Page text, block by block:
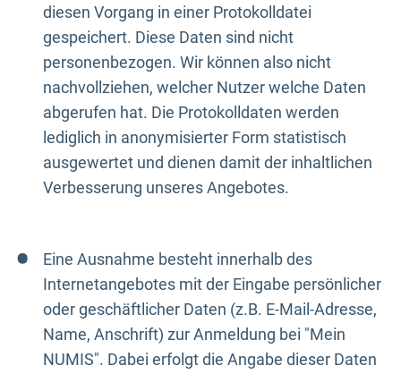
diesen Vorgang in einer Protokolldatei
gespeichert. Diese Daten sind nicht
personenbezogen. Wir können also nicht
nachvollziehen, welcher Nutzer welche Daten
abgerufen hat. Die Protokolldaten werden
lediglich in anonymisierter Form statistisch
ausgewertet und dienen damit der inhaltlichen
Verbesserung unseres Angebotes.
Eine Ausnahme besteht innerhalb des
Internetangebotes mit der Eingabe persönlicher
oder geschäftlicher Daten (z.B. E-Mail-Adresse,
Name, Anschrift) zur Anmeldung bei "Mein
NUMIS". Dabei erfolgt die Angabe dieser Daten